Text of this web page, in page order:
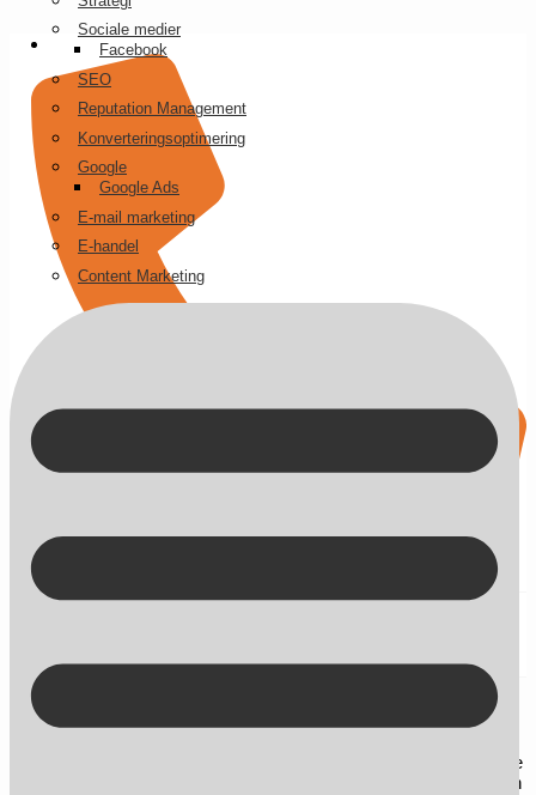
Kontakt på +45 70 13 63 23
Sociale medier
Facebook
SEO
Reputation Management
Konverteringsoptimering
Google
Google Ads
E-mail marketing
E-handel
Content Marketing
SoMe
Her finder du blogindlæg om SEO og andre nyheder omhandlende
online markedsføring. Du får desuden gode råd og tips til, hvordan